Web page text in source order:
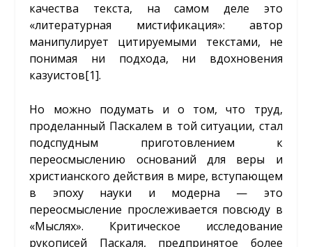
качества текста, на самом деле это
«литературная мистификация»: автор
манипулирует цитируемыми текстами, не
понимая ни подхода, ни вдохновения
казуистов[1].
Но можно подумать и о том, что труд,
проделанный Паскалем в той ситуации, стал
подспудным приготовлением к
переосмыслению оснований для веры и
христианского действия в мире, вступающем
в эпоху науки и модерна — это
переосмысление прослеживается повсюду в
«Мыслях». Критическое исследование
рукописей Паскаля, предпринятое более